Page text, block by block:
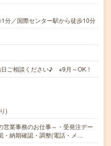
分／国際センター駅から徒歩10分
ご相談ください♪ ※9月～OK！
)
営業事務のお仕事～・受発注デー
・納期確認・調整(電話・メ…